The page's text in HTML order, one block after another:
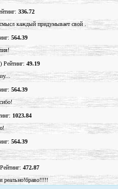
336.72
каждый придумывает свой .
564.39
Рейтинг: 49.19
564.39
1023.84
564.39
472.87
реально!браво!!!!!